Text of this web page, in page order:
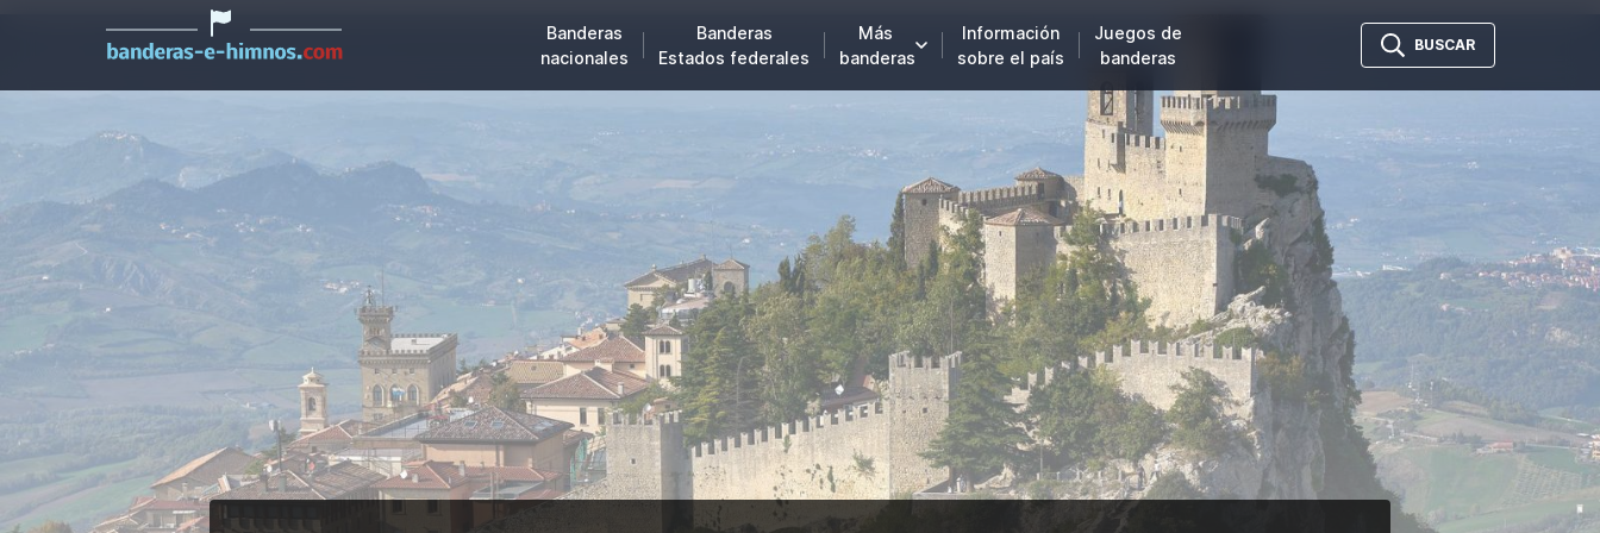
Banderas
nacionales
Banderas
Estados federales
Más
banderas
Información
sobre el país
Juegos de
banderas
BUSCAR